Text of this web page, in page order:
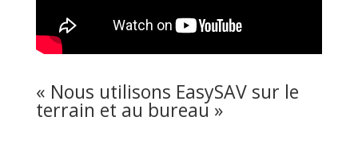
« Nous utilisons EasySAV sur le
terrain et au bureau »